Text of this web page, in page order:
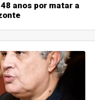
anos por matar a